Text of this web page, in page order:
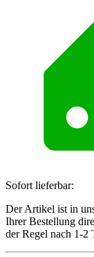
Sofort lieferbar:
Der Artikel ist in
Ihrer Bestellung
der Regel nach 1-2